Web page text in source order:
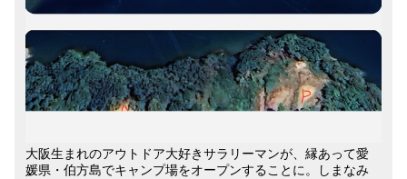
大阪生まれのアウトドア大好きサラリーマンが、縁あって愛
媛県・伯方島でキャンプ場をオープンすることに。しまなみ